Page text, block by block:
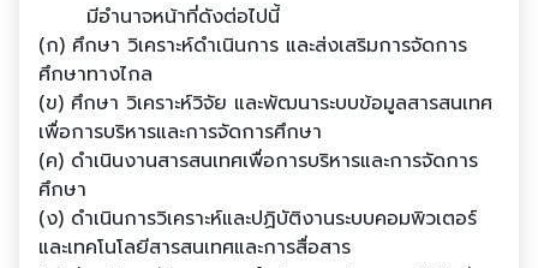
มีอํานาจหน้าที่ดังต่อไปนี้
(ก) ศึกษา วิเคราะห์ดําเนินการ และส่งเสริมการจัดการ
ศึกษาทางไกล
(ข) ศึกษา วิเคราะห์วิจัย และพัฒนาระบบข้อมูลสารสนเทศ
เพื่อการบริหารและการจัดการศึกษา
(ค) ดําเนินงานสารสนเทศเพื่อการบริหารและการจัดการ
ศึกษา
(ง) ดําเนินการวิเคราะห์และปฏิบัติงานระบบคอมพิวเตอร์
และเทคโนโลยีสารสนเทศและการสื่อสาร